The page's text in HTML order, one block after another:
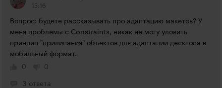
15:16
Вопрос: будете рассказывать про адаптацию макетов? У
меня проблемы с Constraints, никак не могу уловить
принцип "прилипания" объектов для адаптации десктопа в
мобильный формат.
0
0
3 ответа